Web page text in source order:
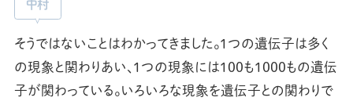
中村
そうではないことはわかってきました。1つの遺伝子は多く
の現象と関わりあい、1つの現象には100も1000もの遺伝
子が関わっている。いろいろな現象を遺伝子との関わりで